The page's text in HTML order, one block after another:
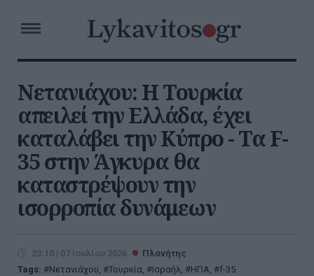
Νετανιάχου: Η Τουρκία
απειλεί την Ελλάδα, έχει
καταλάβει την Κύπρο - Τα F-
35 στην Άγκυρα θα
καταστρέψουν την
ισορροπία δυνάμεων
23:10 | 07 Ιουλίου 2026
Πλανήτης
Tags:
Νετανιάχου, Τουρκία, Ισραήλ, ΗΠΑ, f-35